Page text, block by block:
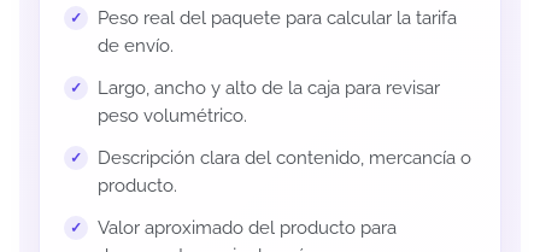
Peso real del paquete para calcular la tarifa
de envío.
Largo, ancho y alto de la caja para revisar
peso volumétrico.
Descripción clara del contenido, mercancía o
producto.
Valor aproximado del producto para